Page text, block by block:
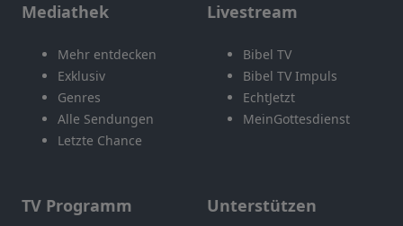
Mediathek
Mehr entdecken
Exklusiv
Genres
Alle Sendungen
Letzte Chance
Livestream
Bibel TV
Bibel TV Impuls
EchtJetzt
MeinGottesdienst
TV Programm Unterstützen